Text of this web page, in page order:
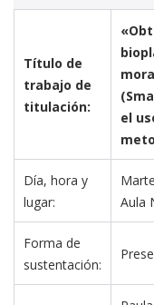
Título de
trabajo de
titulación:
el
Día, hora y
lugar:
Aula
Forma de
sustentación: